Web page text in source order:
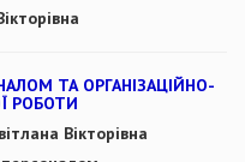
ТА ОРГАНІЗАЦІЙНО-
РОБОТИ
Вікторівна